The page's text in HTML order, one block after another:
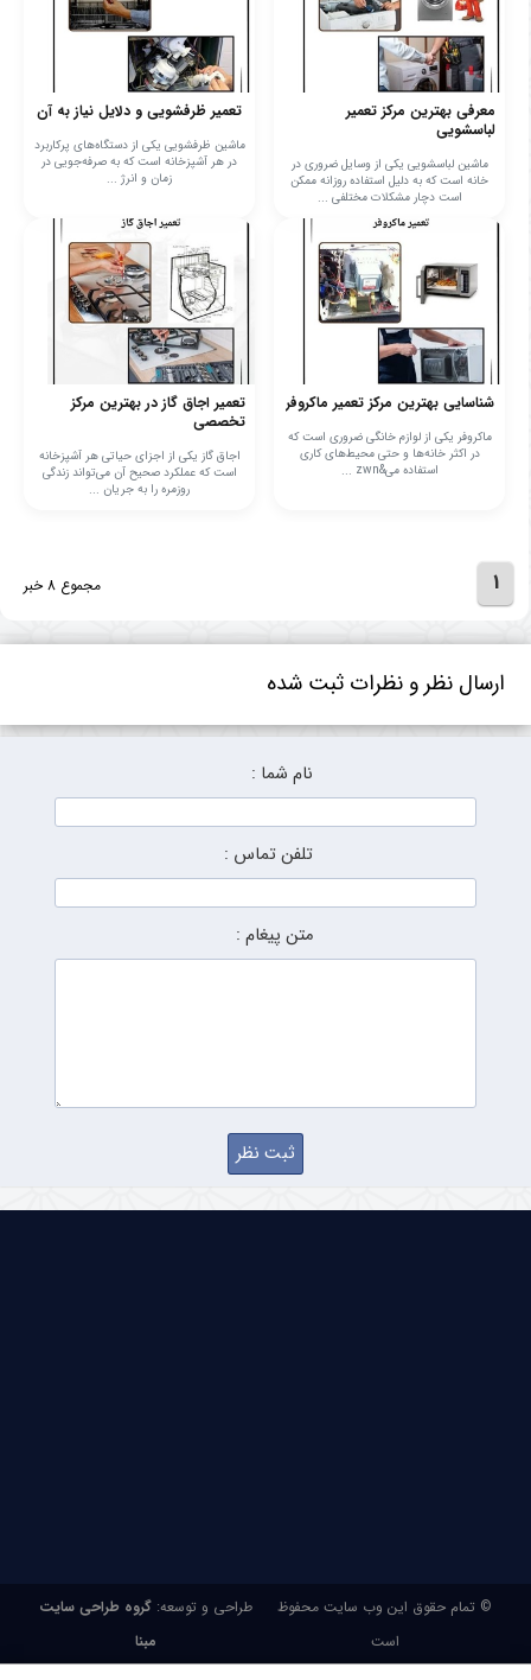
معرفی بهترین مرکز تعمیر
لباسشویی
ماشین لباسشویی یکی از وسایل ضروری در
خانه است که به دلیل استفاده روزانه ممکن
است دچار مشکلات مختلفی ...
تعمیر ظرفشویی و دلایل نیاز به آن
ماشین ظرفشویی یکی از دستگاه‌های پرکاربرد
در هر آشپزخانه است که به صرفه‌جویی در
زمان و انرژ ...
شناسایی بهترین مرکز تعمیر ماکروفر
ماکروفر یکی از لوازم خانگی ضروری است که
در اکثر خانه‌ها و حتی محیط‌های کاری
استفاده می&zwn ...
تعمیر اجاق گاز در بهترین مرکز
تخصصی
اجاق گاز یکی از اجزای حیاتی هر آشپزخانه
است که عملکرد صحیح آن می‌تواند زندگی
روزمره را به جریان ...
1 مجموع 8 خبر
ارسال نظر و نظرات ثبت شده
نام شما :
تلفن تماس :
متن پیغام :
© تمام حقوق این وب سایت محفوظ
است
طراحی و توسعه: گروه طراحی سایت
مبنا